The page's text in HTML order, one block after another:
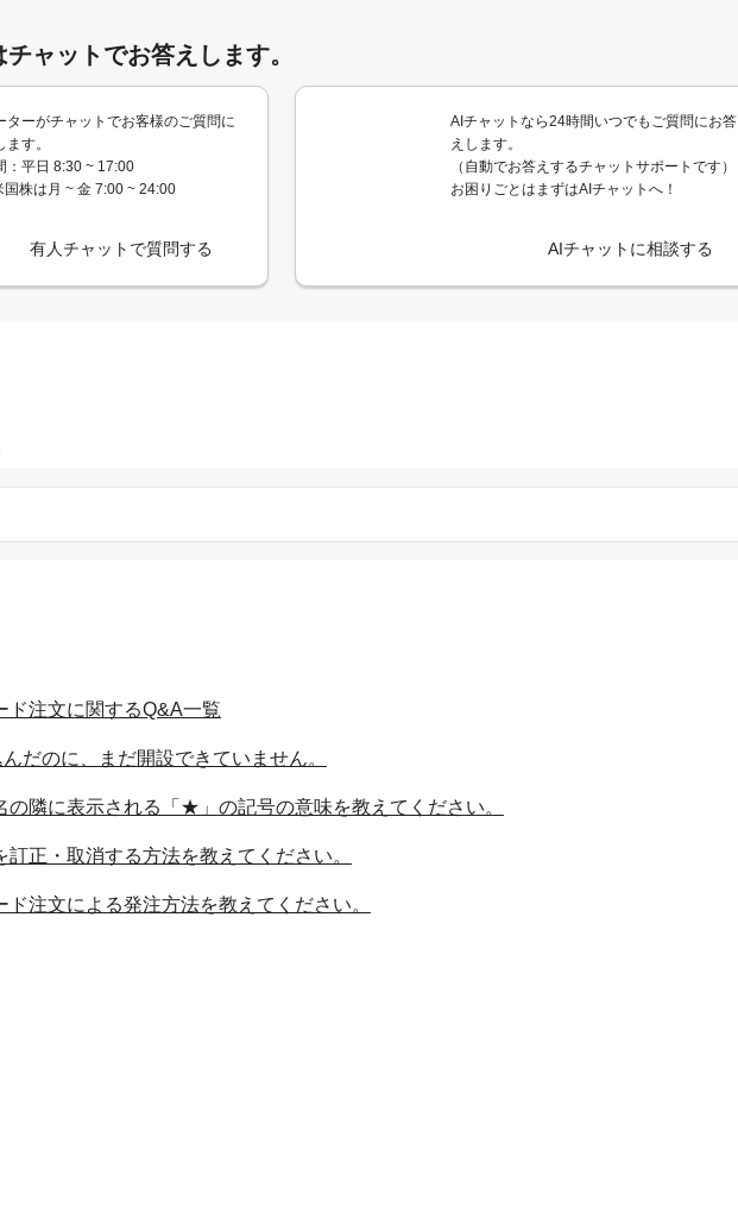
ャットでお答えします。
ターがチャットでお客様のご質問に
す。
：平日 8:30 ~ 17:00
国株は月 ~ 金 7:00 ~ 24:00
有人チャットで質問する
AIチャットなら24時間いつでもご質問にお答
えします。
（自動でお答えするチャットサポートです）
お困りごとはまずはAIチャットへ！
AIチャットに相談する
ド注文に関するQ&A一覧
だのに、まだ開設できていません。
の隣に表示される「★」の記号の意味を教えてください。
訂正・取消する方法を教えてください。
ド注文による発注方法を教えてください。